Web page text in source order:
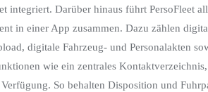
integriert. Darüber hinaus führt PersoFleet
in einer App zusammen. Dazu zählen
digitale Fahrzeug- und Personalakten
wie ein zentrales
So behalten Disposition und